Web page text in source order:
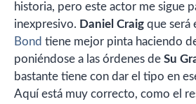
historia, pero este actor me sigue
inexpresivo. Daniel Craig que será
Bond tiene mejor pinta haciendo
poniéndose a las órdenes de Su
bastante tiene con dar el tipo en
Aquí está muy correcto, como el